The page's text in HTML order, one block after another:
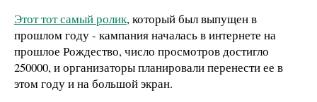
Этот тот самый ролик, который был выпущен в
прошлом году - кампания началась в интернете на
прошлое Рождество, число просмотров достигло
250000, и организаторы планировали перенести ее в
этом году и на большойэкран.